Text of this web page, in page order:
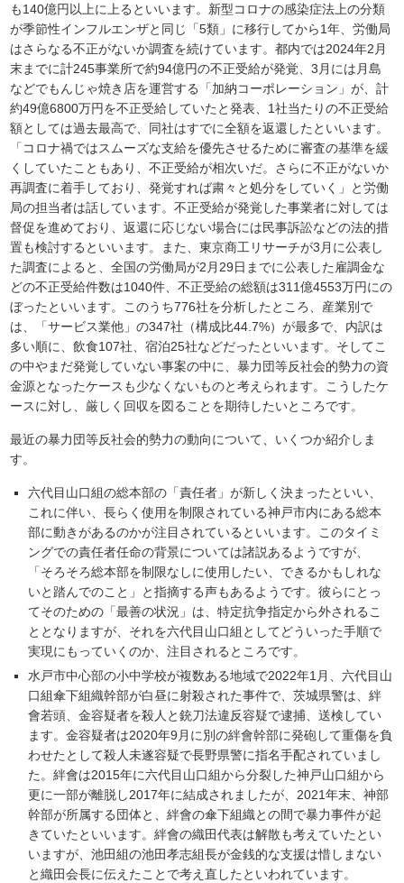
も140億円以上に上るといいます。新型コロナの感染症法上の分類
が季節性インフルエンザと同じ「5類」に移行してから1年、労働局
はさらなる不正がないか調査を続けています。都内では2024年2月
末までに計245事業所で約94億円の不正受給が発覚、3月には月島
などでもんじゃ焼き店を運営する「加納コーポレーション」が、計
約49億6800万円を不正受給していたと発表、1社当たりの不正受給
額としては過去最高で、同社はすでに全額を返還したといいます。
「コロナ禍ではスムーズな支給を優先させるために審査の基準を緩
くしていたこともあり、不正受給が相次いだ。さらに不正がないか
再調査に着手しており、発覚すれば粛々と処分をしていく」と労働
局の担当者は話しています。不正受給が発覚した事業者に対しては
督促を進めており、返還に応じない場合には民事訴訟などの法的措
置も検討するといいます。また、東京商工リサーチが3月に公表し
た調査によると、全国の労働局が2月29日までに公表した雇調金な
どの不正受給件数は1040件、不正受給の総額は311億4553万円にの
ぼったといいます。このうち776社を分析したところ、産業別で
は、「サービス業他」の347社（構成比44.7%）が最多で、内訳は
多い順に、飲食107社、宿泊25社などだったといいます。そしてこ
の中やまだ発覚していない事案の中に、暴力団等反社会的勢力の資
金源となったケースも少なくないものと考えられます。こうしたケ
ースに対し、厳しく回収を図ることを期待したいところです。
最近の暴力団等反社会的勢力の動向について、いくつか紹介しま
す。
六代目山口組の総本部の「責任者」が新しく決まったといい、
これに伴い、長らく使用を制限されている神戸市内にある総本
部に動きがあるのかが注目されているといいます。このタイミ
ングでの責任者任命の背景については諸説あるようですが、
「そろそろ総本部を制限なしに使用したい、できるかもしれな
いと踏んでのこと」と指摘する声もあるようです。彼らにとっ
てそのための「最善の状況」は、特定抗争指定から外されるこ
ととなりますが、それを六代目山口組としてどういった手順で
実現にもっていくのか、注目されるところです。
水戸市中心部の小中学校が複数ある地域で2022年1月、六代目山
口組傘下組織幹部が白昼に射殺された事件で、茨城県警は、絆
會若頭、金容疑者を殺人と銃刀法違反容疑で逮捕、送検してい
ます。金容疑者は2020年9月に別の絆會幹部に発砲して重傷を負
わせたとして殺人未遂容疑で長野県警に指名手配されていまし
た。絆會は2015年に六代目山口組から分裂した神戸山口組から
更に一部が離脱し2017年に結成されましたが、2021年末、神部
幹部が所属する団体と、絆會の傘下組織との間で暴力事件が起
きていたといいます。絆會の織田代表は解散も考えていたとい
いますが、池田組の池田孝志組長が金銭的な支援は惜しまない
と織田会長に伝えたことで考え直したといわれています。